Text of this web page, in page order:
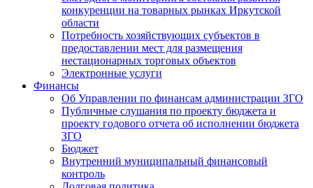
конкуренции на товарных рынках Иркутской
области
Потребность хозяйствующих субъектов в
предоставлении мест для размещения
нестационарных торговых объектов
Электронные услуги
Финансы
Об Управлении по финансам администрации ЗГО
Публичные слушания по проекту бюджета и
проекту годового отчета об исполнении бюджета
ЗГО
Бюджет
Внутренний муниципальный финансовый
контроль